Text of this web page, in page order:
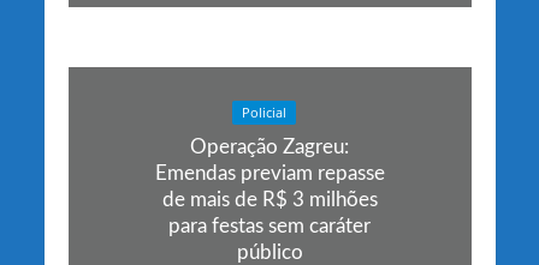
Policial
Operação Zagreu:
Emendas previam repasse
de mais de R$ 3 milhões
para festas sem caráter
público